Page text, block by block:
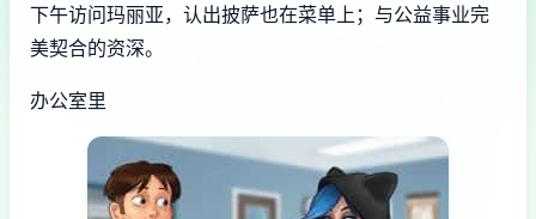
下午访问玛丽亚，认出披萨也在菜单上；与公益事业完
美契合的资深。
办公室里